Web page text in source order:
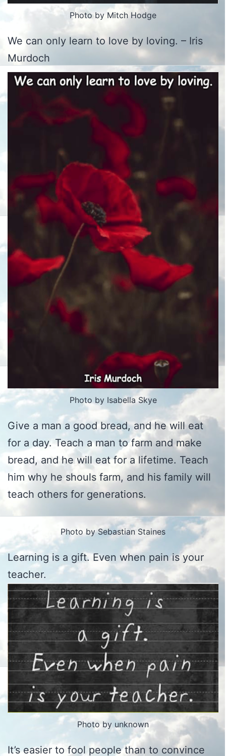
Photo by Mitch Hodge
We can only learn to love by loving. – Iris
Murdoch
Photo by Isabella Skye
Give a man a good bread, and he will eat
for a day. Teach a man to farm and make
bread, and he will eat for a lifetime. Teach
him why he shouls farm, and his family will
teach others for generations.
Photo by Sebastian Staines
Learning is a gift. Even when pain is your
teacher.
Photo by unknown
It’s easier to fool people than to convince